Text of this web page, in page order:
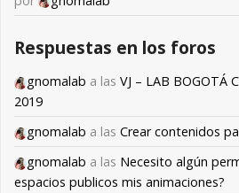
Respuestas en los foros
gnomalab a las VJ – LAB BOGOTÁ
2019
gnomalab a las Crear contenidos
gnomalab a las Necesito algún
espacios publicos mis animaciones?